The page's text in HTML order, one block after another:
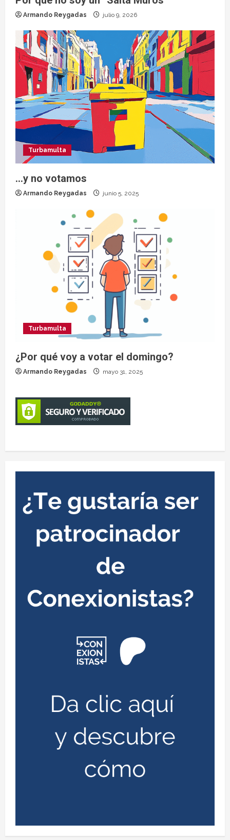
Armando Reygadas julio 9, 2026
Turbamulta
…y no votamos
Armando Reygadas junio 5, 2025
Turbamulta
¿Por qué voy a votar el domingo?
Armando Reygadas mayo 31, 2025